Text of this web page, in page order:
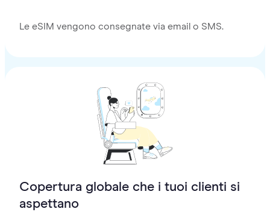
Le eSIM vengono consegnate via email o SMS.
Copertura globale che i tuoi clienti si
aspettano